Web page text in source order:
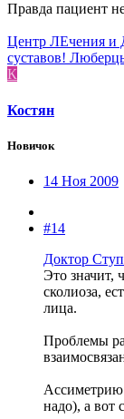
Правда пациент
Центр ЛЕчения и
суставов!
К
Костян
Новичок
14 Ноя 2009
#14
Доктор
Это значит,
сколиоза,
лица.
Проблемы
Ассиметрию
надо), а вот